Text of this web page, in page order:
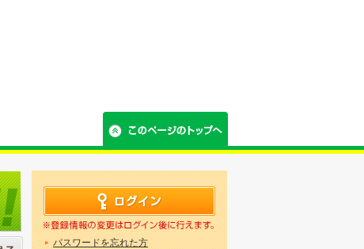
パスワードを忘れた方